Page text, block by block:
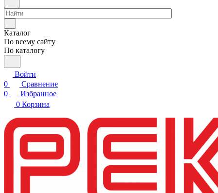
Каталог
По всему сайту
По каталогу
Войти
0
Сравнение
0
Избранное
0 Корзина